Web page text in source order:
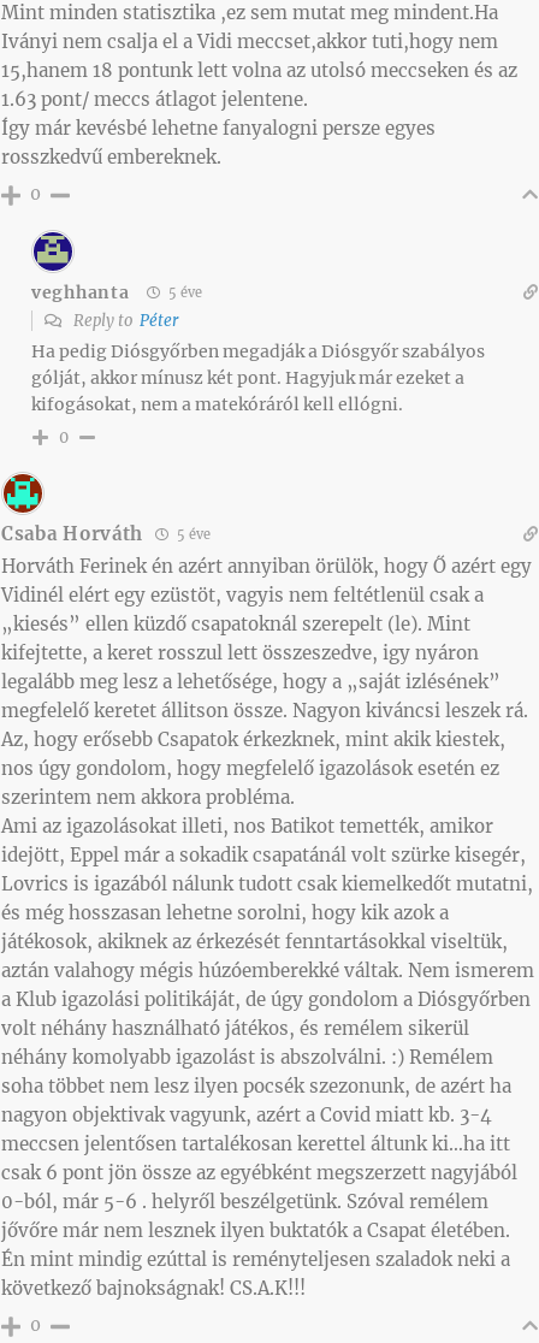
Mint minden statisztika ,ez sem mutat meg mindent.Ha
Iványi nem csalja el a Vidi meccset,akkor tuti,hogy nem
15,hanem 18 pontunk lett volna az utolsó meccseken és az
1.63 pont/ meccs átlagot jelentene.
Így már kevésbé lehetne fanyalogni persze egyes
rosszkedvű embereknek.
0
veghhanta 5 éve
Reply to Péter
Ha pedig Diósgyőrben megadják a Diósgyőr szabályos
gólját, akkor mínusz két pont. Hagyjuk már ezeket a
kifogásokat, nem a matekóráról kell ellógni.
0
Csaba Horváth 5 éve
Horváth Ferinek én azért annyiban örülök, hogy Ő azért egy
Vidinél elért egy ezüstöt, vagyis nem feltétlenül csak a
„kiesés” ellen küzdő csapatoknál szerepelt (le). Mint
kifejtette, a keret rosszul lett összeszedve, igy nyáron
legalább meg lesz a lehetősége, hogy a „saját izlésének”
megfelelő keretet állitson össze. Nagyon kiváncsi leszek rá.
Az, hogy erősebb Csapatok érkezknek, mint akik kiestek,
nos úgy gondolom, hogy megfelelő igazolások esetén ez
szerintem nem akkora probléma.
Ami az igazolásokat illeti, nos Batikot temették, amikor
idejött, Eppel már a sokadik csapatánál volt szürke kisegér,
Lovrics is igazából nálunk tudott csak kiemelkedőt mutatni,
és még hosszasan lehetne sorolni, hogy kik azok a
játékosok, akiknek az érkezését fenntartásokkal viseltük,
aztán valahogy mégis húzóemberekké váltak. Nem ismerem
a Klub igazolási politikáját, de úgy gondolom a Diósgyőrben
volt néhány használható játékos, és remélem sikerül
néhány komolyabb igazolást is abszolválni. :) Remélem
soha többet nem lesz ilyen pocsék szezonunk, de azért ha
nagyon objektivak vagyunk, azért a Covid miatt kb. 3-4
meccsen jelentősen tartalékosan kerettel áltunk ki…ha itt
csak 6 pont jön össze az egyébként megszerzett nagyjából
0-ból, már 5-6 . helyről beszélgetünk. Szóval remélem
jővőre már nem lesznek ilyen buktatók a Csapat életében.
Én mint mindig ezúttal is reményteljesen szaladok neki a
következő bajnokságnak! CS.A.K!!!
0